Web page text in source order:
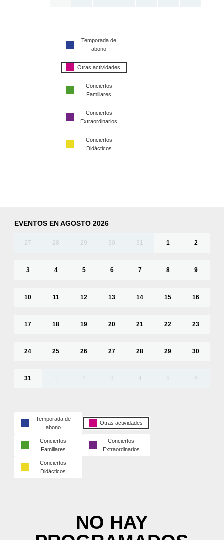
Temporada de
abono
Otras actividades
Conciertos
Familiares
Conciertos
Extraordinarios
Conciertos
Didácticos
EVENTOS EN AGOSTO 2026
27 28 29 30 31 1 2
3 4 5 6 7 8 9
10 11 12 13 14 15 16
17 18 19 20 21 22 23
24 25 26 27 28 29 30
31 1 2 3 4 5 6
Temporada de
abono
Otras actividades
Conciertos
Familiares
Conciertos
Extraordinarios
Conciertos
Didácticos
NO HAY